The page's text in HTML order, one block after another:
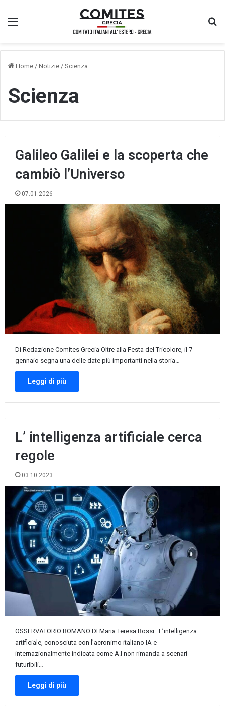
Menu
Home / Notizie / Scienza
Scienza
Galileo Galilei e la scoperta che
cambiò l’Universo
07.01.2026
Di Redazione Comites Grecia Oltre alla Festa del Tricolore, il 7
gennaio segna una delle date più importanti nella storia…
Leggi di più
L’ intelligenza artificiale cerca
regole
03.10.2023
OSSERVATORIO ROMANO DI Maria Teresa Rossi L’intelligenza
artificiale, conosciuta con l’acronimo italiano IA e
internazionalmente indicata come A.I non rimanda a scenari
futuribili…
Leggi di più